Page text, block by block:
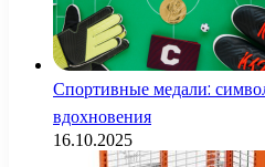
Спортивные медали:
вдохновения
16.10.2025